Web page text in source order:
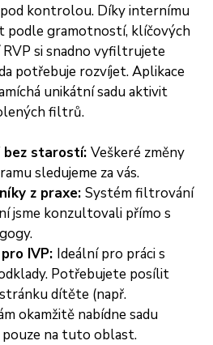
kontrolou. Díky internímu
podle gramotností, klíčových
si snadno vyfiltrujete
potřebuje rozvíjet. Aplikace
unikátní sadu aktivit
filtrů.
bez starostí: Veškeré změny
sledujeme za vás.
z praxe: Systém filtrování
jsme konzultovali přímo s
IVP: Ideální pro práci s
Potřebujete posílit
dítěte (např.
okamžitě nabídne sadu
na tuto oblast.